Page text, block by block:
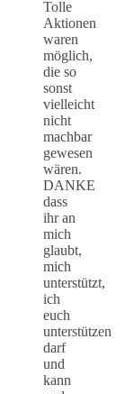
Tolle
Aktionen
waren
möglich,
die so
sonst
vielleicht
nicht
machbar
gewesen
wären.
DANKE
dass
ihr an
mich
glaubt,
mich
unterstützt,
ich
euch
unterstützen
darf
und
kann